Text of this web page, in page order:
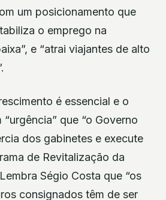
um posicionamento que
o emprego na
e “atrai viajantes de alto
é essencial e o
que “o Governo
dos gabinetes e execute
de Revitalização da
Ségio Costa que “os
consignados têm de ser